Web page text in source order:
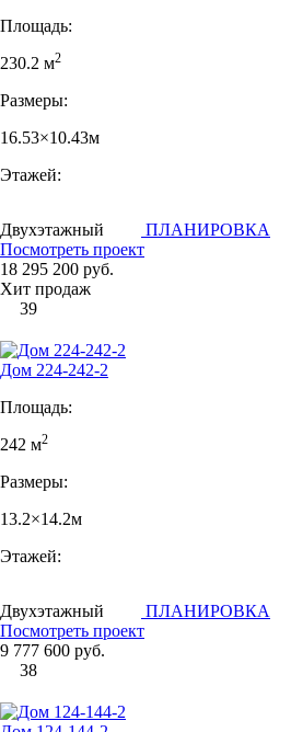
Площадь:
230.2 м2
Размеры:
16.53×10.43м
Этажей:
Двухэтажный
ПЛАНИРОВКА
Посмотреть проект
18 295 200 руб.
Хит продаж
39
Дом 224-242-2
Площадь:
242 м2
Размеры:
13.2×14.2м
Этажей:
Двухэтажный
ПЛАНИРОВКА
Посмотреть проект
9 777 600 руб.
38